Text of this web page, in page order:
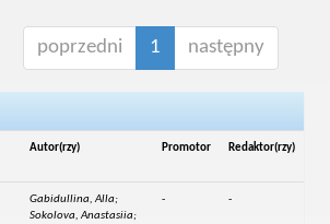
poprzedni 1 następny
Autor(rzy) Promotor Redaktor(rzy)
Gabidullina, Alla;
Sokolova, Anastasiia;
- -